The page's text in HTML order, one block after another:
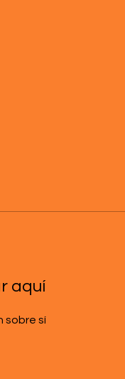
aquí
sobre sí